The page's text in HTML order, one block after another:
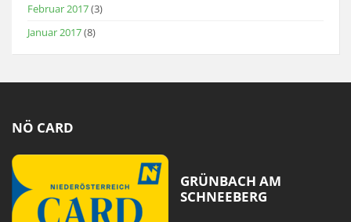
Februar 2017(3)
Januar 2017(8)
NÖ CARD
GRÜNBACH AM
SCHNEEBERG